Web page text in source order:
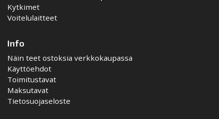
Kytkimet
Voitelulaitteet
Info
Näin teet ostoksia verkkokaupassa
Käyttöehdot
Toimitustavat
Maksutavat
Tietosuojaseloste